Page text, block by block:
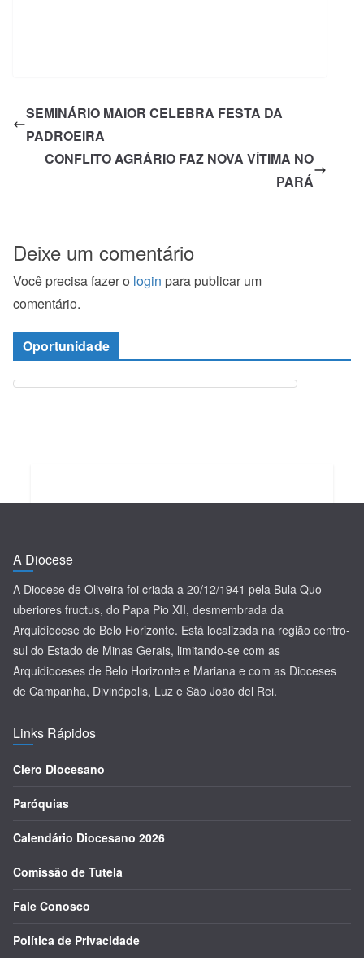
SEMINÁRIO MAIOR CELEBRA FESTA DA
PADROEIRA
CONFLITO AGRÁRIO FAZ NOVA VÍTIMA NO
PARÁ
Deixe um comentário
Você precisa fazer o login para publicar um
comentário.
Oportunidade
A Diocese
A Diocese de Oliveira foi criada a 20/12/1941 pela Bula Quo
uberiores fructus, do Papa Pio XII, desmembrada da
Arquidiocese de Belo Horizonte. Está localizada na região centro-
sul do Estado de Minas Gerais, limitando-se com as
Arquidioceses de Belo Horizonte e Mariana e com as Dioceses
de Campanha, Divinópolis, Luz e São João del Rei.
Links Rápidos
Clero Diocesano
Paróquias
Calendário Diocesano 2026
Comissão de Tutela
Fale Conosco
Política de Privacidade